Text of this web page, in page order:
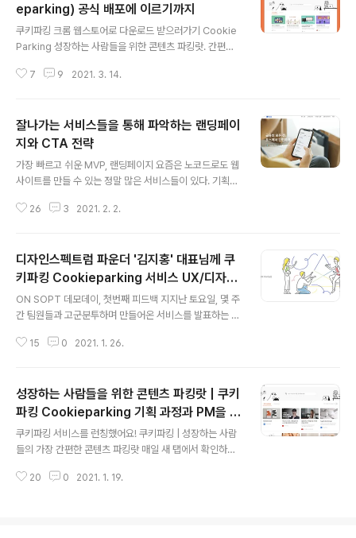
eparking) 공식 배포에 이르기까지
쿠키파킹 크롬 웹스토어로 다운로드 받으러가기 Cookie
Parking 성장하는 사람들을 위한 콘텐츠 파킹랏. 간편한
rome.google.com 쿠키파킹에 관한 이전 기록 👉 성장
위한 콘텐츠 파킹랏 | 쿠키파킹 Cookieparking 기획 과
정과 PM을 하며 배운 것 쿠키파킹 서비스를 런칭했어요!
쿠키파킹 | 성장하는 사람들의 가장 간편한 콘텐츠 파킹랏
매일 새 탭에서 확인하는, All-in-one Web Clipping 서
비스입니다. Cookieparking의 Chrome 확장 앱을 활
용하면, 다 deep-wide-stu..
7 9 2021. 3. 14.
잘나가는 서비스들을 통해 파악하는 랜딩페이
지와 CTA 전략
가장 빠르고 쉬운 MVP, 랜딩페이지 요즘은 노코드로도 웹
사이트를 만들 수 있는 정말 많은 서비스들이 있다. 기획했
재 고객들의 반응을 확인하는 용도로 하룻밤 사이에 랜딩
로 이동하는 CTA 버튼이 포함된 랜딩페이지가 이미 있었
다. 하지만 웹스토어에 등록된 이후에야 유효한 페이지였
다. 우리는 웹스토어 업로드 이전에 타깃고객의 반응을 확
인해보고 싶었다. 만들어둔 랜딩페이지의 전체적인 웹 UI
는 동일하게 가져가되, CTA 버튼을 '이메일 수집용'으로
교체하고 일부 뷰를 수정하여, '런칭 소식 받아보기용' 랜딩
26 3 2021. 2. 2.
디자인스펙트럼 파운더 '김지홍' 대표님께 쿠
키파킹 Cookieparking 서비스 UX/디자인
피드백 받기
ON SOPT 데모데이, 첫번째 피드백 지지난 토요일, 몇 주
간 팀원들과 고군분투하며 만들어온 서비스를 발표하는 온
에 달하는 사람들이 온라인 상에 모여, 발표와 피드백, 서비
동안 모든 팀들에게 뼈와 살이 되는 좋은 피드백을 남겨주
셨다. 우리 팀의 서비스에 대해서는 이전 포스팅에서도 작
성한 바 있다. 성장하는 사람들을 위한 콘텐츠 파킹랏 | Co
okieparking 기획 과정과 PM을 하며 배운 것 *SOPT
들이 모여 IT 서비스를 만들어가는 단체다. ON SOPT 데
15 0 2021. 1. 26.
성장하는 사람들을 위한 콘텐츠 파킹랏 | 쿠키
파킹 Cookieparking 기획 과정과 PM을 하
며 배운 것
쿠키파킹 서비스를 런칭했어요! 쿠키파킹 | 성장하는 사람
들의 가장 간편한 콘텐츠 파킹랏 매일 새 탭에서 확인하는,
king의 Chrome 확장 앱을 활용하면, 다양한 플랫폼에서
20 0 2021. 1. 19.